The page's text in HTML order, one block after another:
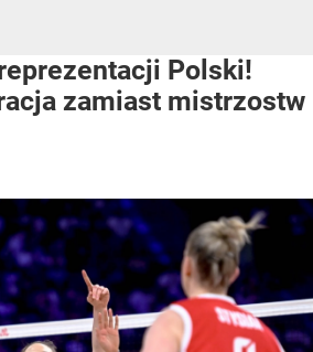
Polski!
zamiast mistrzostw